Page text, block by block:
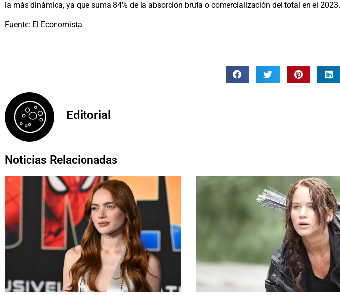
la más dinámica, ya que suma 84% de la absorción bruta o comercialización del total en el 2023.
Fuente: El Economista
Editorial
Noticias Relacionadas